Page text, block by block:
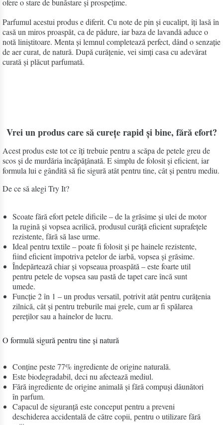
ofere o stare de bunăstare și prospețime.
Parfumul acestui produs e diferit. Cu note de pin și eucalipt, îți lasă în
casă un miros proaspăt, ca de pădure, iar baza de lavandă aduce o
notă liniștitoare. Menta și lemnul completează perfect, dând o senzație
de aer curat, de natură. După curățenie, vei simți casa cu adevărat
curată și plăcut parfumată.
Vrei un produs care să curețe rapid și bine, fără efort?
Acest produs este tot ce îți trebuie pentru a scăpa de petele greu de
scos și de murdăria încăpățânată. E simplu de folosit și eficient, iar
formula lui e gândită să fie sigură atât pentru tine, cât și pentru mediu.
De ce să alegi Try It?
Scoate fără efort petele dificile – de la grăsime și ulei de motor
la rugină și vopsea acrilică, produsul curăță eficient suprafețele
rezistente, fără să lase urme.
Ideal pentru textile – poate fi folosit și pe hainele rezistente,
fiind eficient împotriva petelor de iarbă, vopsea și grăsime.
Îndepărtează chiar și vopseaua proaspătă – este foarte util
pentru petele de vopsea sau pastă de tapet care încă sunt
umede.
Funcție 2 în 1 – un produs versatil, potrivit atât pentru curățenia
zilnică, cât și pentru treburile mai grele, cum ar fi spălarea
pereților sau a hainelor de lucru.
O formulă sigură pentru tine și natură
Conține peste 77% ingrediente de origine naturală.
Este biodegradabil, deci nu afectează mediul.
Fără ingrediente de origine animală și fără compuși dăunători
în parfum.
Capacul de siguranță este conceput pentru a preveni
deschiderea accidentală de către copii, pentru o utilizare fără